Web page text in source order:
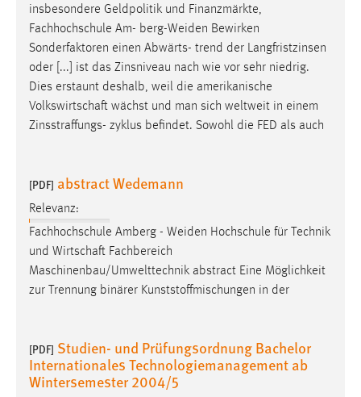
insbesondere Geldpolitik und Finanzmärkte,
Fachhochschule Am- berg-Weiden Bewirken
Sonderfaktoren einen Abwärts- trend der Langfristzinsen
oder [...] ist das Zinsniveau nach wie vor sehr niedrig.
Dies erstaunt deshalb, weil die amerikanische
Volkswirtschaft wächst und man sich weltweit in einem
Zinsstraffungs- zyklus befindet. Sowohl die FED als auch
[PDF] abstract Wedemann
Relevanz:
Fachhochschule Amberg - Weiden Hochschule für Technik
und Wirtschaft Fachbereich
Maschinenbau/Umwelttechnik abstract Eine Möglichkeit
zur Trennung binärer Kunststoffmischungen in der
[PDF] Studien- und Prüfungsordnung Bachelor
Internationales Technologiemanagement ab
Wintersemester 2004/5